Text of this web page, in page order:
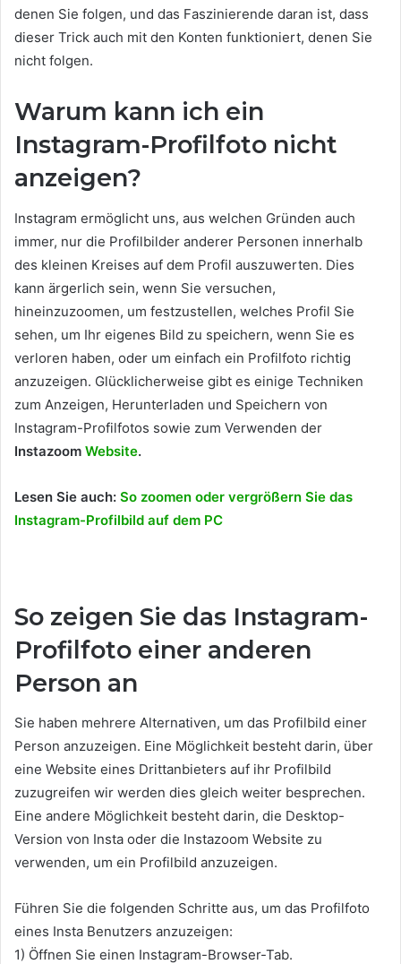
denen Sie folgen, und das Faszinierende daran ist, dass
dieser Trick auch mit den Konten funktioniert, denen Sie
nicht folgen.
Warum kann ich ein
Instagram-Profilfoto nicht
anzeigen?
Instagram ermöglicht uns, aus welchen Gründen auch
immer, nur die Profilbilder anderer Personen innerhalb
des kleinen Kreises auf dem Profil auszuwerten. Dies
kann ärgerlich sein, wenn Sie versuchen,
hineinzuzoomen, um festzustellen, welches Profil Sie
sehen, um Ihr eigenes Bild zu speichern, wenn Sie es
verloren haben, oder um einfach ein Profilfoto richtig
anzuzeigen. Glücklicherweise gibt es einige Techniken
zum Anzeigen, Herunterladen und Speichern von
Instagram-Profilfotos sowie zum Verwenden der
Instazoom Website.
Lesen Sie auch: So zoomen oder vergrößern Sie das
Instagram-Profilbild auf dem PC
So zeigen Sie das Instagram-
Profilfoto einer anderen
Person an
Sie haben mehrere Alternativen, um das Profilbild einer
Person anzuzeigen. Eine Möglichkeit besteht darin, über
eine Website eines Drittanbieters auf ihr Profilbild
zuzugreifen wir werden dies gleich weiter besprechen.
Eine andere Möglichkeit besteht darin, die Desktop-
Version von Insta oder die Instazoom Website zu
verwenden, um ein Profilbild anzuzeigen.
Führen Sie die folgenden Schritte aus, um das Profilfoto
eines Insta Benutzers anzuzeigen:
1) Öffnen Sie einen Instagram-Browser-Tab.